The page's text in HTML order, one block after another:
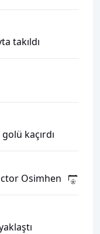
takıldı
kaçırdı
Osimhen